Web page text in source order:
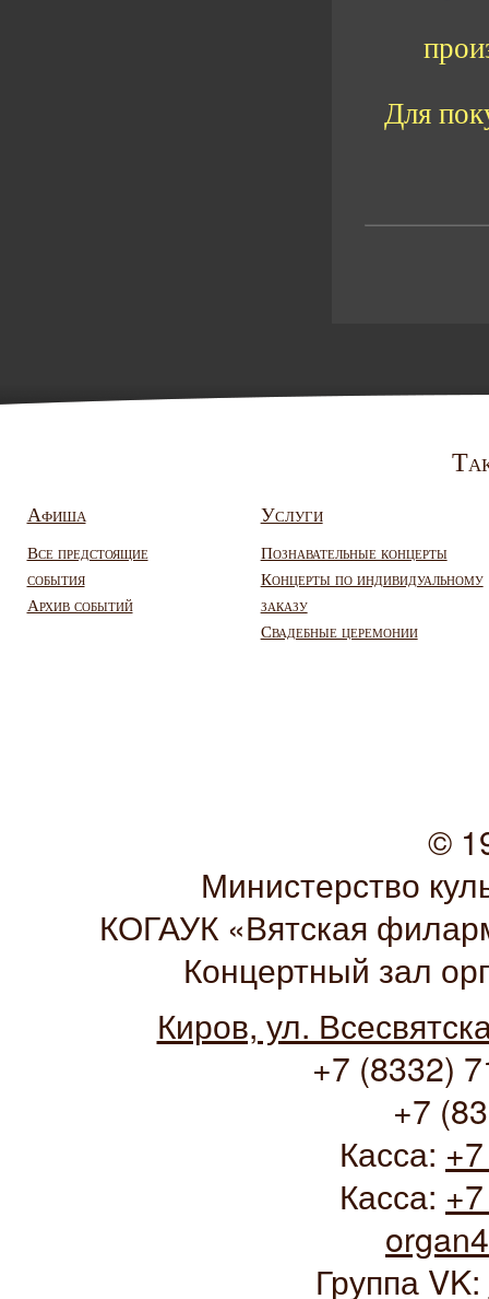
Для
Афиша
Все предстоящие
события
Архив событий
Услуги
Познавательные концерты
Концерты по индивидуальному
заказу
Свадебные церемонии
©
Министерство
КОГАУК «Вятская
Концертный зал
Киров, ул.
+7 (8332)
+7
Касса:
Касса:
Группа VK: